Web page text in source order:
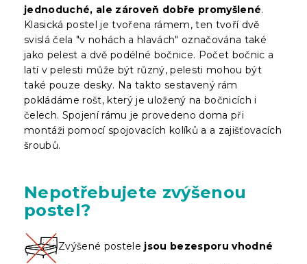
jednoduché, ale zároveň dobře promyšlené.
Klasická postel je tvořena rámem, ten tvoří dvě
svislá čela "v nohách a hlavách" označována také
jako pelest a dvě podélné bočnice. Počet bočnic a
latí v pelesti může být různý, pelesti mohou být
také pouze desky. Na takto sestavený rám
pokládáme rošt, který je uložený na bočnicích i
čelech. Spojení rámu je provedeno doma při
montáži pomocí spojovacích kolíků a a zajišťovacích
šroubů.
Nepotřebujete zvýšenou
postel?
Zvýšené postele jsou bezesporu vhodné